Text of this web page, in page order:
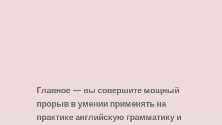
Главное — вы совершите мощный
прорыв в умении применять на
практике английскую грамматику и